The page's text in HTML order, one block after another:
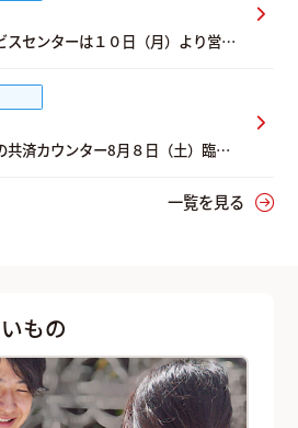
スセンターは１０日（月）より営業
共済カウンター8月８日（土）臨時
一覧を見る
もの